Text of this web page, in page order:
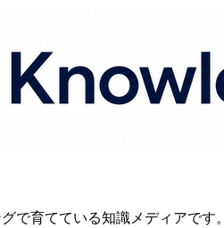
で育てている知識メディアです。